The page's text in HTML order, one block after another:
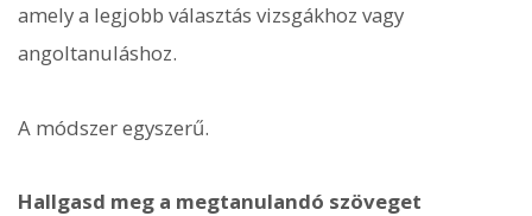
amely a legjobb választás vizsgákhoz vagy
angoltanuláshoz.
A módszer egyszerű.
Hallgasd meg a megtanulandó szöveget